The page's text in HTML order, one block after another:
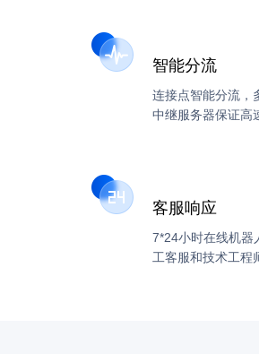
智能分流
连接点智能分流，
中继服务器保证高
客服响应
7*24小时在线机器
工客服和技术工程